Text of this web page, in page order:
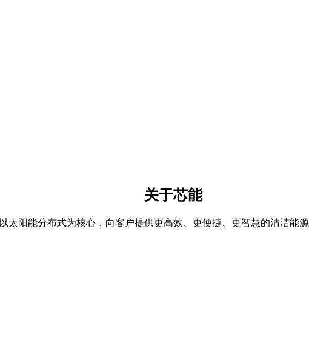
关于芯能
以太阳能分布式为核心，向客户提供更高效、更便捷、更智慧的清洁能